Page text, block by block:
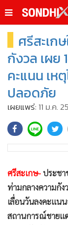
ดต
หน้าหลัก
•
• World Talk
• Sondhitalk
• ข่าวลึกปมลับ
• Exclusive
• น่าสนใจ
• ข่าวอัพเดต
• เศรษฐกิจ-ธุรกิ
• สังคม-โซเชียล
ศรีสะเก
กังวล เผย
คะแนน เห
ปลอดภัย
เผยแพร่: 11 ม.ค.
ศรีสะเกษ- ประชา
ท่ามกลางความกั
เลื่อนวันลงคะแน
สถานการณ์ชายแ